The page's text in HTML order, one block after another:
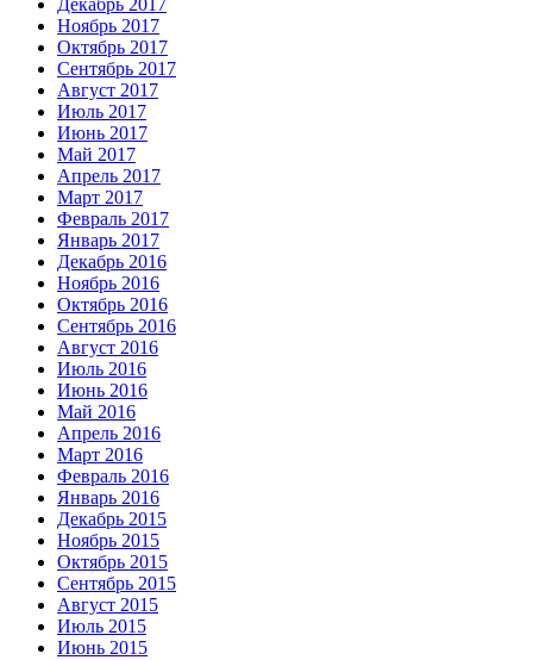
Декабрь 2017
Ноябрь 2017
Октябрь 2017
Сентябрь 2017
Август 2017
Июль 2017
Июнь 2017
Май 2017
Апрель 2017
Март 2017
Февраль 2017
Январь 2017
Декабрь 2016
Ноябрь 2016
Октябрь 2016
Сентябрь 2016
Август 2016
Июль 2016
Июнь 2016
Май 2016
Апрель 2016
Март 2016
Февраль 2016
Январь 2016
Декабрь 2015
Ноябрь 2015
Октябрь 2015
Сентябрь 2015
Август 2015
Июль 2015
Июнь 2015